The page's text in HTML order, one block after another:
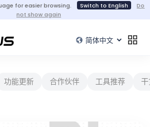
for easier browsing. Switch to English
Do
not show again
功能更新 合作伙伴 工具推荐